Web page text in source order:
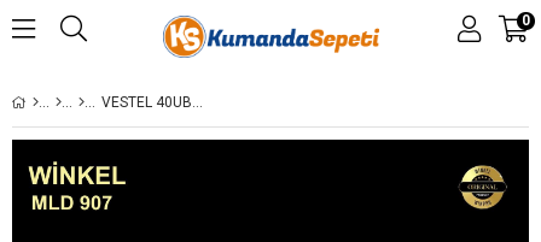
0
VESTEL 40UB800 40PUK6809-40UB800V-40UB800 LED BAR